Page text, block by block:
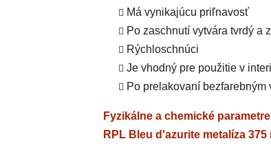
Má vynikajúcu priľnavosť
Po zaschnutí vytvára tvrdý a
Rýchloschnúci
Je vhodný pre použitie v
Po prelakovaní
Fyzikálne a chemické
RPL Bleu d'azurite metalíza 375